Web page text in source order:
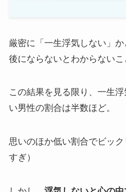
厳密に「一生浮気しない」
後にならないとわからないこ
この結果を見る限り、一生
い男性の割合は半数ほど。
思いのほか低い割合でビッ
すぎ）